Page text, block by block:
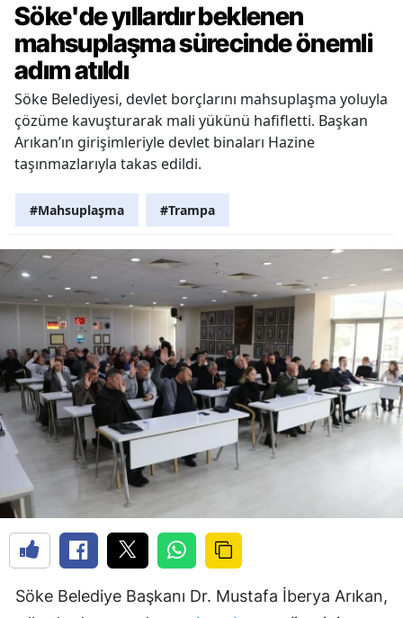
Söke'de yıllardır beklenen
mahsuplaşma sürecinde önemli
adım atıldı
Söke Belediyesi, devlet borçlarını mahsuplaşma yoluyla
çözüme kavuşturarak mali yükünü hafifletti. Başkan
Arıkan’ın girişimleriyle devlet binaları Hazine
taşınmazlarıyla takas edildi.
#Mahsuplaşma #Trampa
Söke Belediye Başkanı Dr. Mustafa İberya Arıkan,